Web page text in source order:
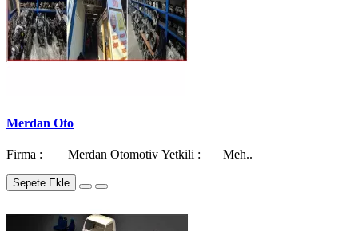
Merdan Oto
Firma : Merdan Otomotiv Yetkili : Meh..
Sepete Ekle